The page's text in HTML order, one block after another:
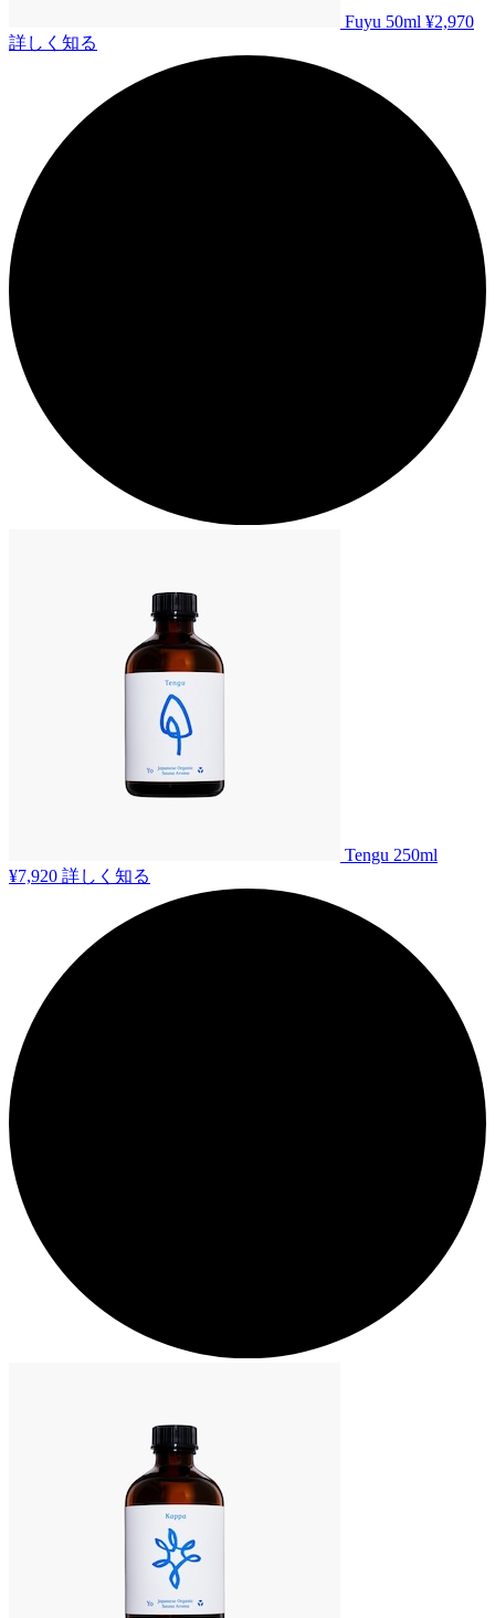
Fuyu 50ml ¥2,970
詳しく知る
Tengu 250ml
¥7,920 詳しく知る